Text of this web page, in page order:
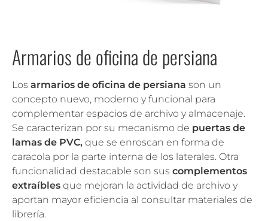
Armarios de oficina de persiana
Los armarios de oficina de persiana son un
concepto nuevo, moderno y funcional para
complementar espacios de archivo y almacenaje.
Se caracterizan por su mecanismo de puertas de
lamas de PVC, que se enroscan en forma de
caracola por la parte interna de los laterales. Otra
funcionalidad destacable son sus complementos
extraíbles que mejoran la actividad de archivo y
aportan mayor eficiencia al consultar materiales de
librería.